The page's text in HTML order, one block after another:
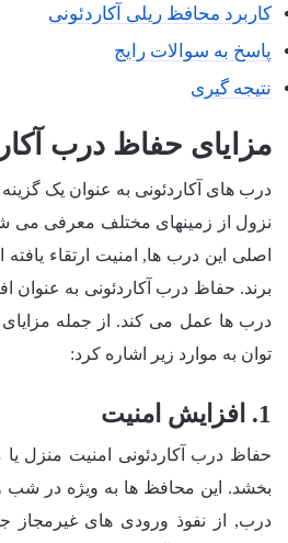
کاربرد محافظ ریلی آکاردئونی
پاسخ به سوالات رایج
نتیجه گیری
مزایای حفاظ درب
درب های آکاردئونی به عنوان یک
نزول از زمینهای مختلف معرفی می
اصلی این درب ها, امنیت ارتقاء
برند. حفاظ درب آکاردئونی به عنوان
درب ها عمل می کند. از جمله
توان به موارد زیر اشاره کرد:
1. افزایش امنیت
حفاظ درب آکاردئونی امنیت منزل
بخشد. این محافظ ها به ویژه در شب
درب, از نفوذ ورودی های غیرمجاز